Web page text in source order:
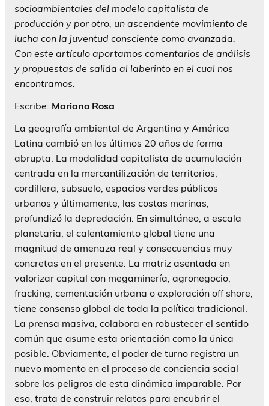
socioambientales del modelo capitalista de
producción y por otro, un ascendente movimiento de
lucha con la juventud consciente como avanzada.
Con este artículo aportamos comentarios de análisis
y propuestas de salida al laberinto en el cual nos
encontramos.
Escribe: Mariano Rosa
La geografía ambiental de Argentina y América
Latina cambió en los últimos 20 años de forma
abrupta. La modalidad capitalista de acumulación
centrada en la mercantilización de territorios,
cordillera, subsuelo, espacios verdes públicos
urbanos y últimamente, las costas marinas,
profundizó la depredación. En simultáneo, a escala
planetaria, el calentamiento global tiene una
magnitud de amenaza real y consecuencias muy
concretas en el presente. La matriz asentada en
valorizar capital con megaminería, agronegocio,
fracking, cementación urbana o exploración off shore,
tiene consenso global de toda la política tradicional.
La prensa masiva, colabora en robustecer el sentido
común que asume esta orientación como la única
posible. Obviamente, el poder de turno registra un
nuevo momento en el proceso de conciencia social
sobre los peligros de esta dinámica imparable. Por
eso, trata de construir relatos para encubrir el